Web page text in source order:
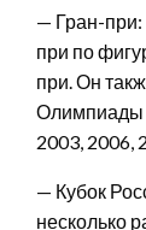
— Гран-
при по
при. Он
Олимпиады
2003, 2006,
— Кубок
несколько